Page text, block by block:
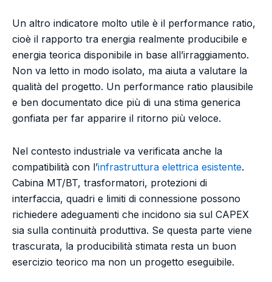
Un altro indicatore molto utile è il performance ratio,
cioè il rapporto tra energia realmente producibile e
energia teorica disponibile in base all’irraggiamento.
Non va letto in modo isolato, ma aiuta a valutare la
qualità del progetto. Un performance ratio plausibile
e ben documentato dice più di una stima generica
gonfiata per far apparire il ritorno più veloce.
Nel contesto industriale va verificata anche la
compatibilità con l’infrastruttura elettrica esistente.
Cabina MT/BT, trasformatori, protezioni di
interfaccia, quadri e limiti di connessione possono
richiedere adeguamenti che incidono sia sul CAPEX
sia sulla continuità produttiva. Se questa parte viene
trascurata, la producibilità stimata resta un buon
esercizio teorico ma non un progetto eseguibile.